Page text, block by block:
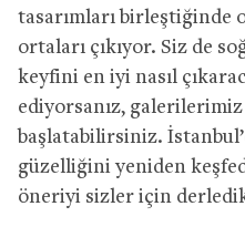
tasarımları birleştiğinde
ortaları çıkıyor. Siz de
keyfini en iyi nasıl
ediyorsanız,
başlatabilirsiniz.
güzelliğini yeniden
öneriyi sizler için